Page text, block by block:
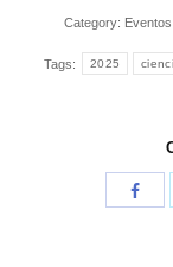
Category: Eventos
Tags: 2025